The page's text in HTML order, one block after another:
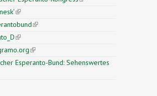
(link is external)
(link is external)
(link is external)
(link is external)
Esperanto-Bund: Sehenswertes